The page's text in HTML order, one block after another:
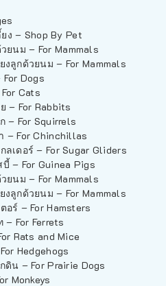
ง – Shop By Pet
ยนม – For Mammals
งลูกด้วยนม – For Mammals
Dogs
Cats
– For Rabbits
– For Squirrels
– For Chinchillas
ลเดอร์ – For Sugar Gliders
– For Guinea Pigs
ยนม – For Mammals
งลูกด้วยนม – For Mammals
อร์ – For Hamsters
– For Ferrets
Rats and Mice
Hedgehogs
ดิน – For Prairie Dogs
Monkeys